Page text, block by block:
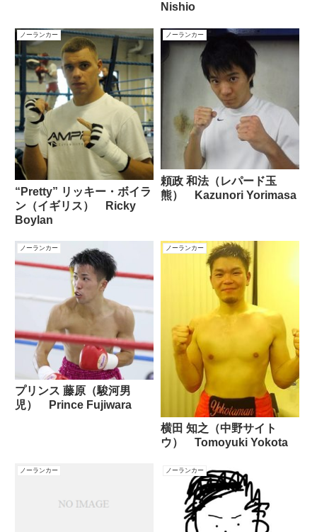
Nishio
ノーランカー
“Pretty” リッキー・ボイラ
ン（イギリス） Ricky
Boylan
ノーランカー
頼政 和法（レパード玉
熊） Kazunori Yorimasa
ノーランカー
プリンス 藤原（駿河男
児） Prince Fujiwara
ノーランカー
横田 知之（中野サイト
ウ） Tomoyuki Yokota
ノーランカー ノーランカー